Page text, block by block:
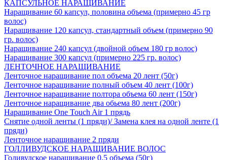
КАПСУЛЬНОЕ НАРАЩИВАНИЕ
Наращивание 60 капсул, половина объема (примерно 45 гр
волос)
Наращивание 120 капсул, стандартный объем (примерно 90
гр. волос)
Наращивание 240 капсул (двойной объем 180 гр волос)
Наращивание 300 капсул (примерно 225 гр. волос)
ЛЕНТОЧНОЕ НАРАЩИВАНИЕ
Ленточное наращивание пол объема 20 лент (50г)
Ленточное наращивание полный объем 40 лент (100г)
Ленточное наращивание полтора объема 60 лент (150г)
Ленточное наращивание два обьема 80 лент (200г)
Наращивание One Touch Air 1 прядь
Снятие одной ленты (1 пряди)/ Замена клея на одной ленте (1
пряди)
Ленточное наращивание 2 пряди
ГОЛЛИВУДСКОЕ НАРАЩИВАНИЕ ВОЛОС
Голивудское наращивание 0,5 объема (50г)